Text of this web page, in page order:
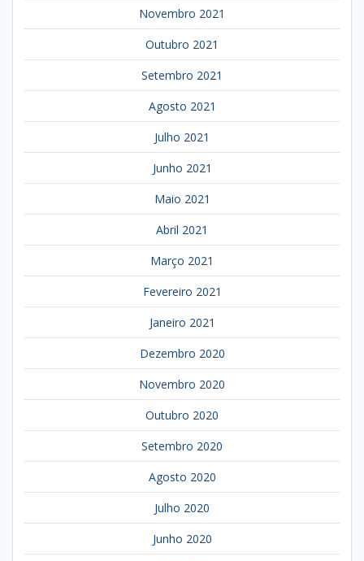
Novembro 2021
Outubro 2021
Setembro 2021
Agosto 2021
Julho 2021
Junho 2021
Maio 2021
Abril 2021
Março 2021
Fevereiro 2021
Janeiro 2021
Dezembro 2020
Novembro 2020
Outubro 2020
Setembro 2020
Agosto 2020
Julho 2020
Junho 2020